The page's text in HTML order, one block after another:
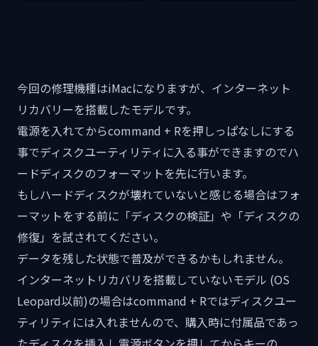
今回の修理機種はiMacになりますが、インターネット
リカバリーを搭載したモデルです。
電源を入れてからcommand + Rを押しっぱなしにする
事でディスクユーティリティに入る事ができますのでハ
ードディスクのフォーマットを先に行います。
もしハードディスクが壊れていないと感じる場合はフォ
ーマットをする前に「ディスクの検証」や「ディスクの
修復」を試されてください。
データを残した状態で普及ができるかもしれません。
インターネットリカバリを搭載していないモデル (OS
Leopard以前)の場合はcommand + Rではディスクユー
ティリティには入れませんので、購入時に付属品であっ